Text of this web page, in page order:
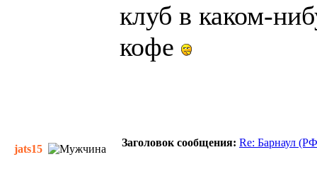
клуб в каком-
кофе
jats15
Заголовок сообщения: Re: Барнаул